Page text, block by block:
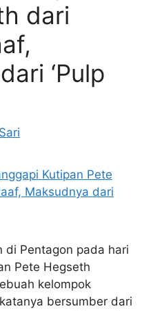
dari
‘Pulp
di Pentagon pada hari
Pete Hegseth
kelompok
bersumber dari